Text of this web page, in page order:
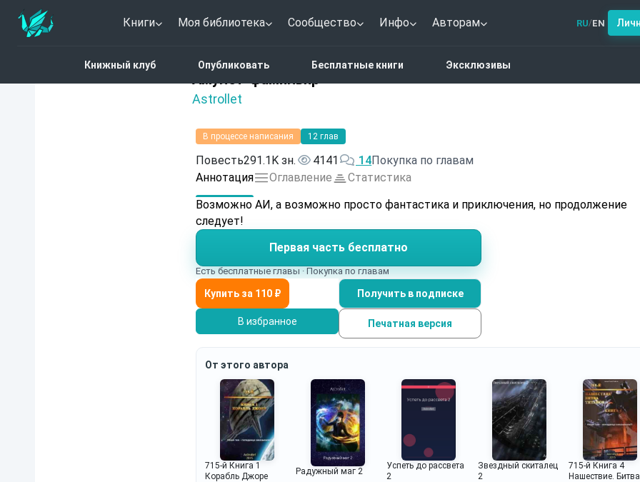
Книги Моя библиотека Сообщество Инфо Авторам RU/EN
Книжный клуб Опубликовать Бесплатные книги Эксклюзивы
Амулет-фамильяр
Astrollet
3 (7)
В процессе написания 12 глав
Повесть291.1K зн. 4141 14Покупка по главам
Аннотация
Оглавление
Статистика
Возможно АИ, а возможно просто фантастика и приключения, но продолжение
следует!
Первая часть бесплатно
Есть бесплатные главы · Покупка по главам
Получить в подписке
В избранное Печатная версия
От этого автора
715-й Книга 1
Корабль Джоре
Радужный маг 2
Успеть до рассвета
2
Звездный скиталец
2
715-й Книга 4
Нашествие. Битва